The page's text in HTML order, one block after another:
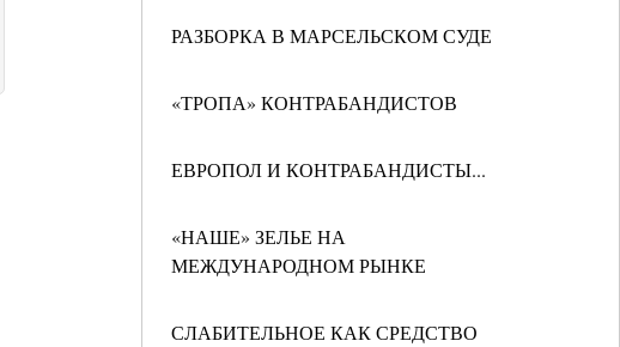
РАЗБОРКА В МАРСЕЛЬСКОМ СУДЕ
«ТРОПА» КОНТРАБАНДИСТОВ
ЕВРОПОЛ И КОНТРАБАНДИСТЫ...
«НАШЕ» ЗЕЛЬЕ НА
МЕЖДУНАРОДНОМ РЫНКЕ
СЛАБИТЕЛЬНОЕ КАК СРЕДСТВО